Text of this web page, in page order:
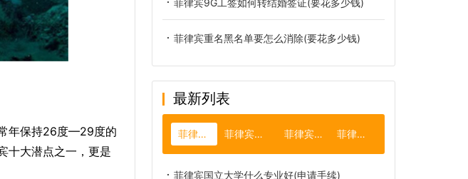
年保持26度—29度的
十大潜点之一，更是
菲律宾9G工签如何转结婚签证(要花多少钱)
菲律宾重名黑名单要怎么消除(要花多少钱)
最新列表
菲律宾大学 菲律宾公司注册 菲律宾薄荷岛 菲律宾遣返
菲律宾国立大学什么专业好(申请手续)